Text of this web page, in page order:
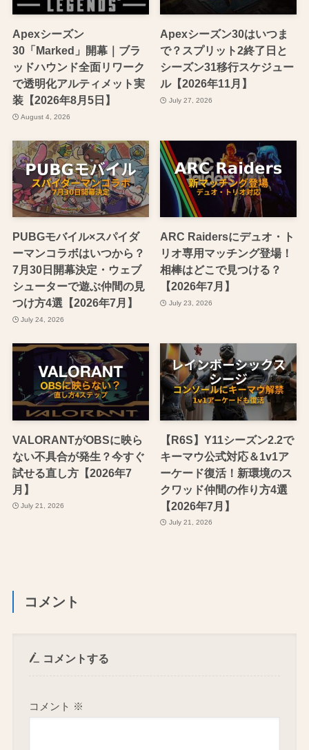
Apexシーズン
30「Marked」開幕｜ブラ
ッドハウンド全面リワーク
で透明化アルティメット実
装【2026年8月5日】
August 4, 2026
Apexシーズン30はいつま
で？スプリット2終了日と
シーズン31移行スケジュー
ル【2026年11月】
July 27, 2026
PUBGモバイル×スパイダ
ーマンコラボはいつから？
7月30日開幕決定・ウェブ
シューターで遊ぶ仲間の見
つけ方4選【2026年7月】
July 24, 2026
ARC Raidersにデュオ・ト
リオ専用マッチング登場！
相棒はどこで見つける？
【2026年7月】
July 23, 2026
VALORANTがOBSに映ら
ない不具合が発生？今すぐ
試せる直し方【2026年7
月】
July 21, 2026
【R6S】Y11シーズン2.2で
キーマウ公式対応＆1v1ア
ーケード復活！新環境のス
クワッド仲間の作り方4選
【2026年7月】
July 21, 2026
コメント
コメントする
コメント ※